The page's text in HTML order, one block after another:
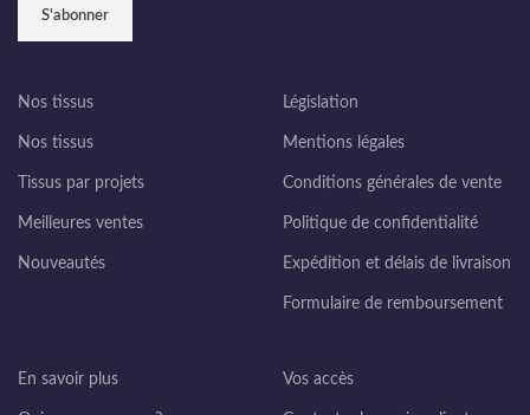
Nos tissus
Nos tissus
Tissus par projets
Meilleures ventes
Nouveautés
Législation
Mentions légales
Conditions générales de vente
Politique de confidentialité
Expédition et délais de livraison
Formulaire de remboursement
En savoir plus Vos accès